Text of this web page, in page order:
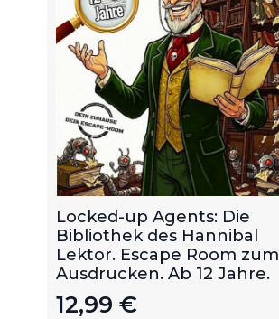
Locked-up Agents: Die
Bibliothek des Hannibal
Lektor. Escape Room zum
Ausdrucken. Ab 12 Jahre.
12,99 €